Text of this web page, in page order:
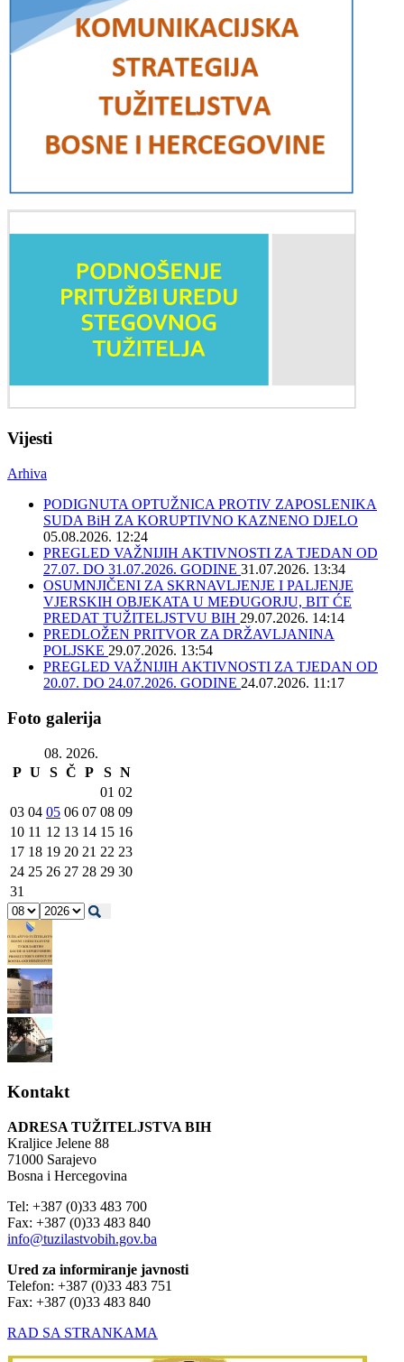
Vijesti
Arhiva
PODIGNUTA OPTUŽNICA PROTIV ZAPOSLENIKA
SUDA BiH ZA KORUPTIVNO KAZNENO DJELO
05.08.2026. 12:24
PREGLED VAŽNIJIH AKTIVNOSTI ZA TJEDAN OD
27.07. DO 31.07.2026. GODINE 31.07.2026. 13:34
OSUMNJIČENI ZA SKRNAVLJENJE I PALJENJE
VJERSKIH OBJEKATA U MEĐUGORJU, BIT ĆE
PREDAT TUŽITELJSTVU BIH 29.07.2026. 14:14
PREDLOŽEN PRITVOR ZA DRŽAVLJANINA
POLJSKE 29.07.2026. 13:54
PREGLED VAŽNIJIH AKTIVNOSTI ZA TJEDAN OD
20.07. DO 24.07.2026. GODINE 24.07.2026. 11:17
Foto galerija
08. 2026.
P U S Č P S N
01 02
03 04 05 06 07 08 09
10 11 12 13 14 15 16
17 18 19 20 21 22 23
24 25 26 27 28 29 30
31
Kontakt
ADRESA TUŽITELJSTVA BIH
Kraljice Jelene 88
71000 Sarajevo
Bosna i Hercegovina
Tel: +387 (0)33 483 700
Fax: +387 (0)33 483 840
info@tuzilastvobih.gov.ba
Ured za informiranje javnosti
Telefon: +387 (0)33 483 751
Fax: +387 (0)33 483 840
RAD SA STRANKAMA